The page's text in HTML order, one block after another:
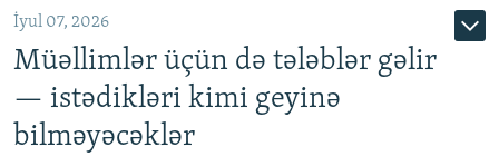
İyul 07, 2026
Müəllimlər üçün də tələblər gəlir
— istədikləri kimi geyinə
bilməyəcəklər